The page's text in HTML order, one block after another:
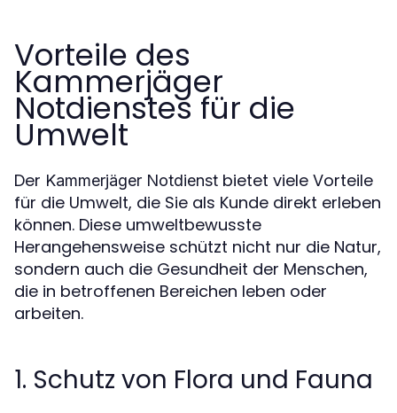
Vorteile des
Kammerjäger
Notdienstes für die
Umwelt
Der Kammerjäger Notdienst bietet viele Vorteile
für die Umwelt, die Sie als Kunde direkt erleben
können. Diese umweltbewusste
Herangehensweise schützt nicht nur die Natur,
sondern auch die Gesundheit der Menschen,
die in betroffenen Bereichen leben oder
arbeiten.
1. Schutz von Flora und Fauna